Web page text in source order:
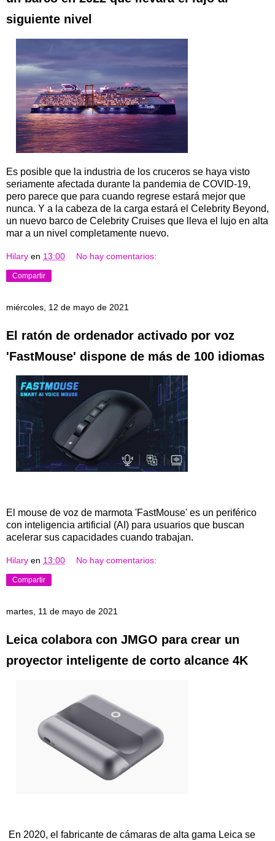
siguiente nivel
Es posible que la industria de los cruceros se haya visto
seriamente afectada durante la pandemia de COVID-19,
pero parece que para cuando regrese estará mejor que
nunca. Y a la cabeza de la carga estará el Celebrity Beyond,
un nuevo barco de Celebrity Cruises que lleva el lujo en alta
mar a un nivel completamente nuevo.
Hilary en 13:00 No hay comentarios:
Compartir
miércoles, 12 de mayo de 2021
El ratón de ordenador activado por voz
'FastMouse' dispone de más de 100 idiomas
El mouse de voz de marmota 'FastMouse' es un periférico
con inteligencia artificial (AI) para usuarios que buscan
acelerar sus capacidades cuando trabajan.
Hilary en 13:00 No hay comentarios:
Compartir
martes, 11 de mayo de 2021
Leica colabora con JMGO para crear un
proyector inteligente de corto alcance 4K
En 2020, el fabricante de cámaras de alta gama Leica se